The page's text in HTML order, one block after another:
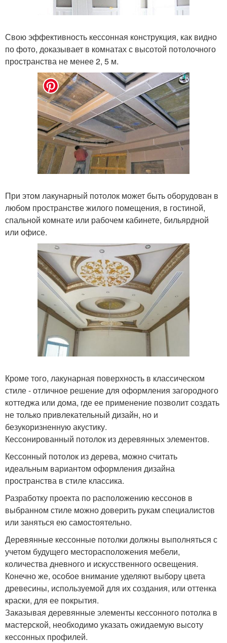
Свою эффективность кессонная конструкция, как видно
по фото, доказывает в комнатах с высотой потолочного
пространства не менее 2, 5 м.
При этом лакунарный потолок может быть оборудован в
любом пространстве жилого помещения, в гостиной,
спальной комнате или рабочем кабинете, бильярдной
или офисе.
Кроме того, лакунарная поверхность в классическом
стиле - отличное решение для оформления загородного
коттеджа или дома, где ее применение позволит создать
не только привлекательный дизайн, но и
безукоризненную акустику.
Кессонированный потолок из деревянных элементов.
Кессонный потолок из дерева, можно считать
идеальным вариантом оформления дизайна
пространства в стиле классика.
Разработку проекта по расположению кессонов в
выбранном стиле можно доверить рукам специалистов
или заняться ею самостоятельно.
Деревянные кессонные потолки должны выполняться с
учетом будущего месторасположения мебели,
количества дневного и искусственного освещения.
Конечно же, особое внимание уделяют выбору цвета
древесины, используемой для их создания, или оттенка
краски, для ее покрытия.
Заказывая деревянные элементы кессонного потолка в
мастерской, необходимо указать ожидаемую высоту
кессонных профилей.